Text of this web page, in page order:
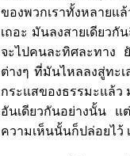
ของพวกเราทั้งหลายแ
เถอะ มันลงสายเดียว
จะไปคนละทิศละทาง
ต่างๆ ที่มันไหลลงสู่ทะ
กระแสของธรรมะแล้ว
อันเดียวกันอย่างนั้น แ
ความเห็นนั้นก็ปล่อยไว้